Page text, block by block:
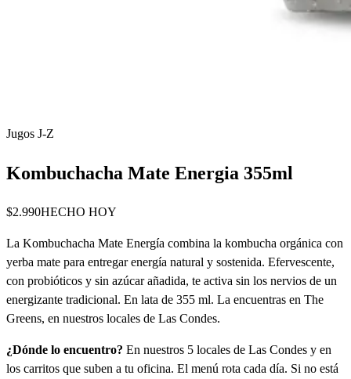
Jugos J-Z
Kombuchacha Mate Energia 355ml
$2.990HECHO HOY
La Kombuchacha Mate Energía combina la kombucha orgánica con
yerba mate para entregar energía natural y sostenida. Efervescente,
con probióticos y sin azúcar añadida, te activa sin los nervios de un
energizante tradicional. En lata de 355 ml. La encuentras en The
Greens, en nuestros locales de Las Condes.
¿Dónde lo encuentro? En nuestros 5 locales de Las Condes y en
los carritos que suben a tu oficina. El menú rota cada día. Si no está